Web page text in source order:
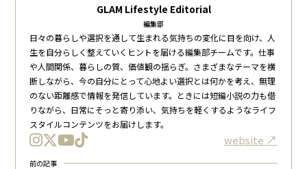
GLAM Lifestyle Editorial
編集部
日々の暮らしや選択を通して生まれる気持ちの変化に目を向け、人
生を自分らしく整えていくヒントを届ける編集部チームです。仕事
や人間関係、暮らしの質、価値観の揺らぎ。さまざまなテーマを横
断しながら、今の自分にとって心地よい選択とは何かを考え、無理
のない距離感で情報を発信しています。ときには短編小説の力も借
りながら、日常にそっと寄り添い、気持ちを軽くするようなライフ
スタイルコンテンツをお届けします。
website
前の記事